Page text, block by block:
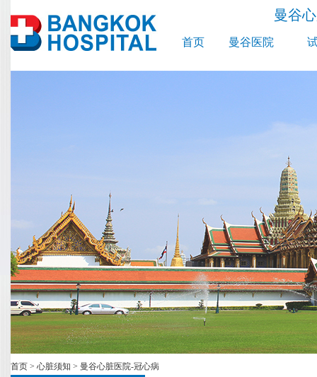
曼谷
首页 曼谷医院
首页 > 心脏须知 > 曼谷心脏医院-冠心病